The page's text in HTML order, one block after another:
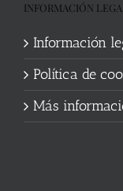
INFORMACIÓN
Información
Política de
Más